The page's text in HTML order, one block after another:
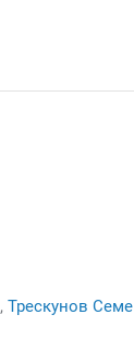
,Трескунов